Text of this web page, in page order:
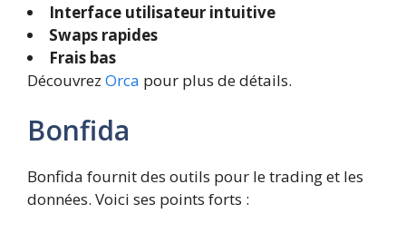
Interface utilisateur intuitive
Swaps rapides
Frais bas
Découvrez Orca pour plus de détails.
Bonfida
Bonfida fournit des outils pour le trading et les
données. Voici ses points forts :